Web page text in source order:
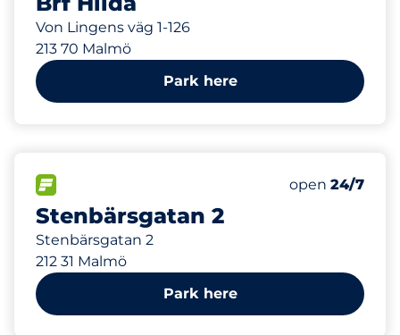
Von Lingens väg 1-126
213 70 Malmö
Park here
Stenbärsgatan 2
Stenbärsgatan 2
212 31 Malmö
Thursday&nbsp
open 24/7
Park here